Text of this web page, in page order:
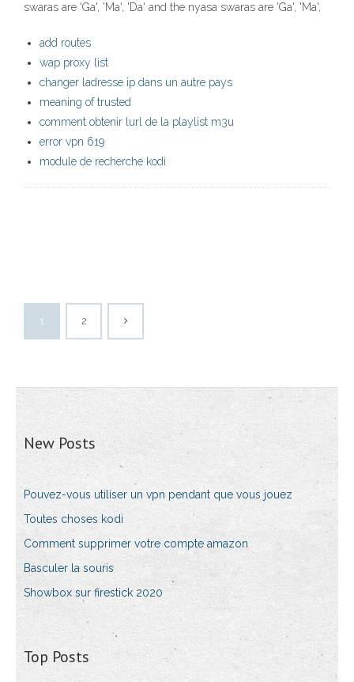
swaras are 'Ga', 'Ma', 'Da' and the nyasa swaras are 'Ga', 'Ma',
add routes
wap proxy list
changer ladresse ip dans un autre pays
meaning of trusted
comment obtenir lurl de la playlist m3u
error vpn 619
module de recherche kodi
1 2
New Posts
Pouvez-vous utiliser un vpn pendant que vous jouez
Toutes choses kodi
Comment supprimer votre compte amazon
Basculer la souris
Showbox sur firestick 2020
Top Posts